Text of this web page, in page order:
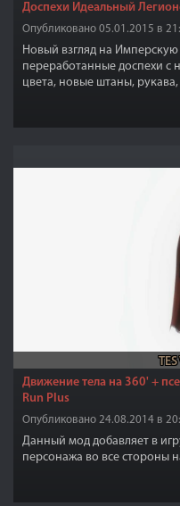
Доспехи Идеальный
Опубликовано 05.01.2015 в
Новый взгляд на
переработанные доспехи с
цвета, новые штаны,
Движение тела на 360' +
Run Plus
Опубликовано 24.08.2014 в
Данный мод добавляет в
персонажа во все стороны